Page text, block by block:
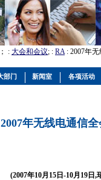
； : 大会和会议; : RA: 2007年
2007年无线电通信
(2007年10月15日-10月19日,
部门 新闻室 各项活动